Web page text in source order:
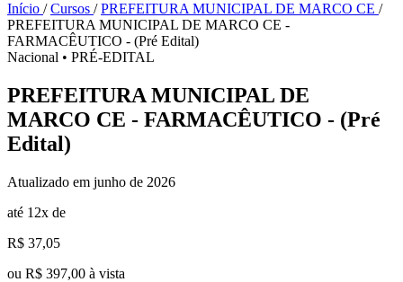
Início / Cursos / PREFEITURA MUNICIPAL DE MARCO CE /
PREFEITURA MUNICIPAL DE MARCO CE -
FARMACÊUTICO - (Pré Edital)
Nacional • PRÉ-EDITAL
PREFEITURA MUNICIPAL DE
MARCO CE - FARMACÊUTICO - (Pré
Edital)
Atualizado em junho de 2026
até 12x de
R$ 37,05
ou R$ 397,00 à vista